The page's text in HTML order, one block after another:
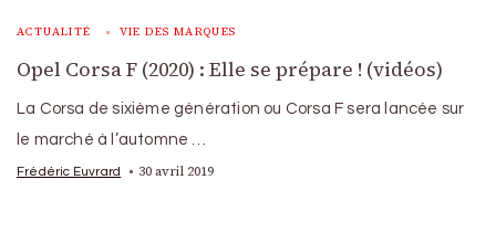
ACTUALITÉ VIE DES MARQUES
Opel Corsa F (2020) : Elle se prépare ! (vidéos)
La Corsa de sixième génération ou Corsa F sera lancée sur
le marché à l’automne …
Frédéric Euvrard 30 avril 2019